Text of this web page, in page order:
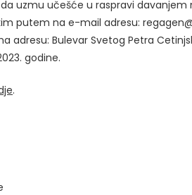
uzmu učešće u raspravi davanjem
putem na e-mail adresu:
adresu: Bulevar Svetog Petra
godine.
.